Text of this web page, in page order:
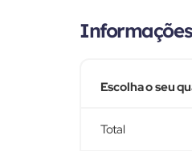
Escolha o seu
Total